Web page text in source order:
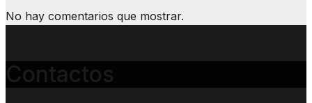
No hay comentarios que mostrar.
Contactos